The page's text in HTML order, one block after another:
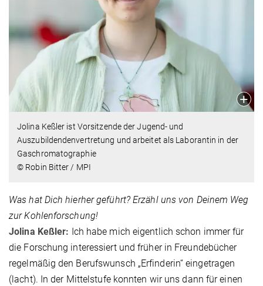
Jolina Keßler ist Vorsitzende der Jugend- und
Auszubildendenvertretung und arbeitet als Laborantin in der
Gaschromatographie
© Robin Bitter / MPI
Was hat Dich hierher geführt? Erzähl uns von Deinem Weg
zur Kohlenforschung!
Jolina Keßler: Ich habe mich eigentlich schon immer für
die Forschung interessiert und früher in Freundebücher
regelmäßig den Berufswunsch „Erfinderin“ eingetragen
(lacht). In der Mittelstufe konnten wir uns dann für einen